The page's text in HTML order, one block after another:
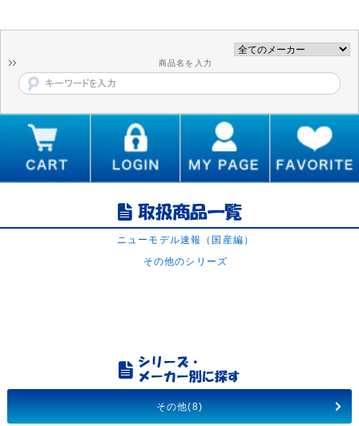
商品名を入力
ニューモデル速報（国産編）
その他のシリーズ
その他(8)